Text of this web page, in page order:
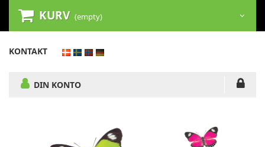
KURV (empty)
KONTAKT
DIN KONTO